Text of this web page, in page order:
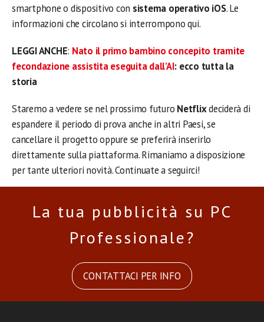
smartphone o dispositivo con sistema operativo iOS. Le
informazioni che circolano si interrompono qui.
LEGGI ANCHE: Nato il primo bambino concepito tramite
fecondazione assistita eseguita dall’AI: ecco tutta la
storia
Staremo a vedere se nel prossimo futuro Netflixdeciderà di
espandere il periodo di prova anche in altri Paesi, se
cancellare il progetto oppure se preferirà inserirlo
direttamente sulla piattaforma. Rimaniamo a disposizione
per tante ulteriori novità. Continuate a seguirci!
La tua pubblicità su PC
Professionale?
CONTATTACI PER INFO